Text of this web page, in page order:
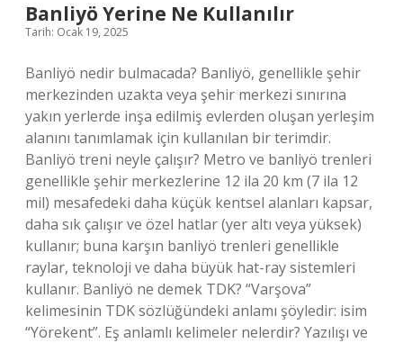
Banliyö Yerine Ne Kullanılır
Tarih: Ocak 19, 2025
Banliyö nedir bulmacada? Banliyö, genellikle şehir
merkezinden uzakta veya şehir merkezi sınırına
yakın yerlerde inşa edilmiş evlerden oluşan yerleşim
alanını tanımlamak için kullanılan bir terimdir.
Banliyö treni neyle çalışır? Metro ve banliyö trenleri
genellikle şehir merkezlerine 12 ila 20 km (7 ila 12
mil) mesafedeki daha küçük kentsel alanları kapsar,
daha sık çalışır ve özel hatlar (yer altı veya yüksek)
kullanır; buna karşın banliyö trenleri genellikle
raylar, teknoloji ve daha büyük hat-ray sistemleri
kullanır. Banliyö ne demek TDK? “Varşova”
kelimesinin TDK sözlüğündeki anlamı şöyledir: isim
“Yörekent”. Eş anlamlı kelimeler nelerdir? Yazılışı ve